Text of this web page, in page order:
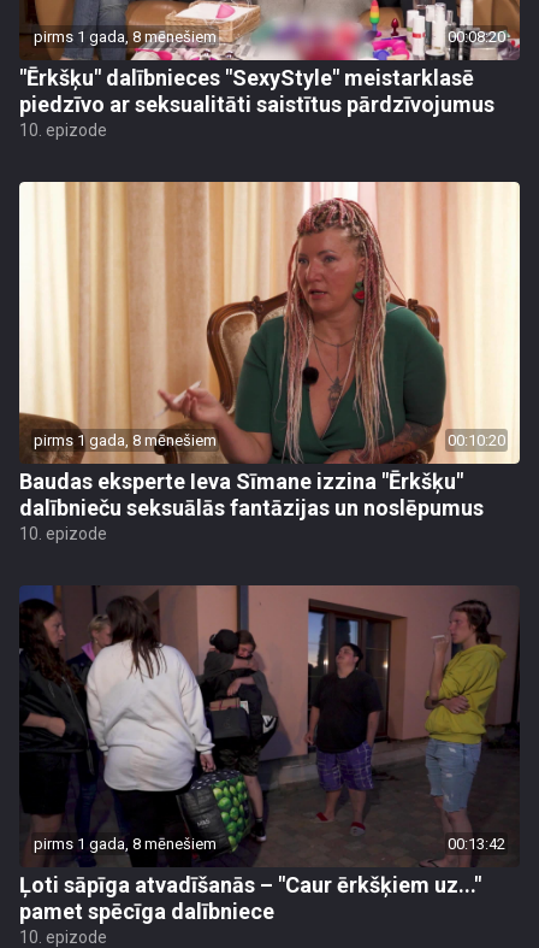
pirms 1 gada, 8 mēnešiem 00:08:20
"Ērkšķu" dalībnieces "SexyStyle" meistarklasē
piedzīvo ar seksualitāti saistītus pārdzīvojumus
10. epizode
pirms 1 gada, 8 mēnešiem 00:10:20
Baudas eksperte Ieva Sīmane izzina "Ērkšķu"
dalībnieču seksuālās fantāzijas un noslēpumus
10. epizode
pirms 1 gada, 8 mēnešiem 00:13:42
Ļoti sāpīga atvadīšanās – "Caur ērkšķiem uz..."
pamet spēcīga dalībniece
10. epizode